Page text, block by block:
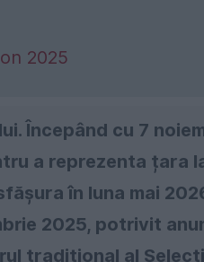
2025
Începând cu 7
a reprezenta țara
în luna mai
2025, potrivit
tradițional al